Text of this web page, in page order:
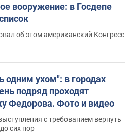
вооружение: в Госдепе
об этом американский Конгресс
ухом": в городах
подряд проходят
Федорова. Фото и видео
с требованием вернуть
сих пор